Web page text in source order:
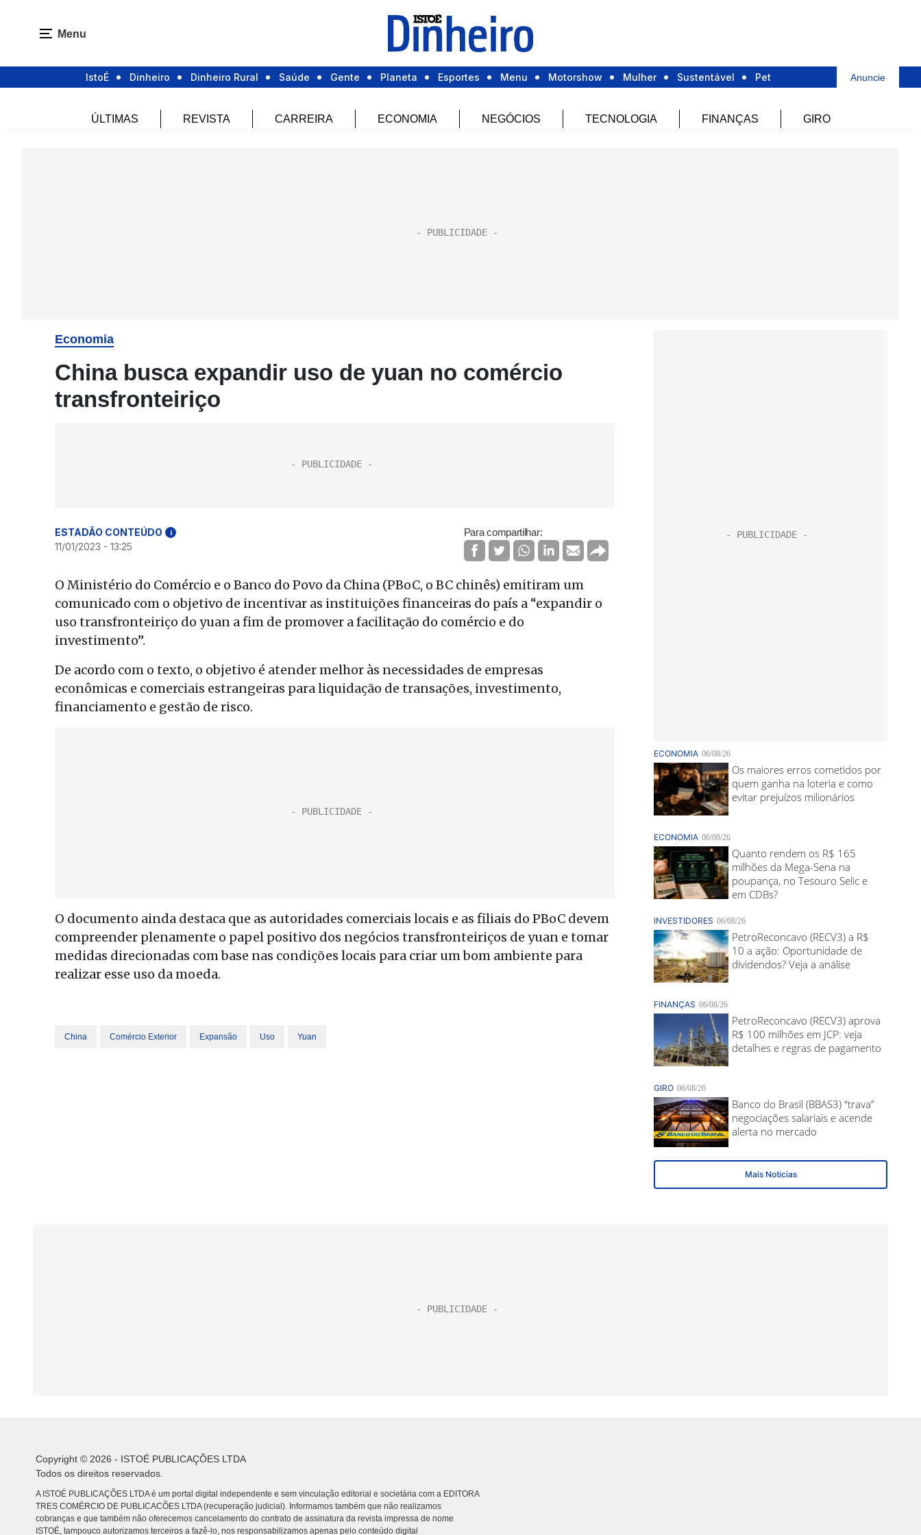
Menu
IstoÉ Dinheiro Dinheiro Rural Saúde Gente Planeta Esportes Menu Motorshow Mulher Sustentável Pet Anuncie
ÚLTIMAS REVISTA CARREIRA ECONOMIA NEGÓCIOS TECNOLOGIA FINANÇAS GIRO
Economia
China busca expandir uso de yuan no comércio
transfronteiriço
ESTADÃO CONTEÚDO i
11/01/2023 - 13:25
Para compartilhar:
O Ministério do Comércio e o Banco do Povo da China (PBoC, o BC chinês) emitiram um
comunicado com o objetivo de incentivar as instituições financeiras do país a “expandir o
uso transfronteiriço do yuan a fim de promover a facilitação do comércio e do
investimento”.
De acordo com o texto, o objetivo é atender melhor às necessidades de empresas
econômicas e comerciais estrangeiras para liquidação de transações, investimento,
financiamento e gestão de risco.
O documento ainda destaca que as autoridades comerciais locais e as filiais do PBoC devem
compreender plenamente o papel positivo dos negócios transfronteiriços de yuan e tomar
medidas direcionadas com base nas condições locais para criar um bom ambiente para
realizar esse uso da moeda.
China Comércio Exterior Expansão Uso Yuan
Copyright © 2026 - ISTOÉ PUBLICAÇÕES LTDA
Todos os direitos reservados.
A ISTOÉ PUBLICAÇÕES LTDA é um portal digital independente e sem vinculação editorial e societária com a EDITORA
TRES COMÉRCIO DE PUBLICACÕES LTDA (recuperação judicial). Informamos também que não realizamos
cobranças e que também não oferecemos cancelamento do contrato de assinatura da revista impressa de nome
ISTOÉ, tampouco autorizamos terceiros a fazê-lo, nos responsabilizamos apenas pelo conteúdo digital